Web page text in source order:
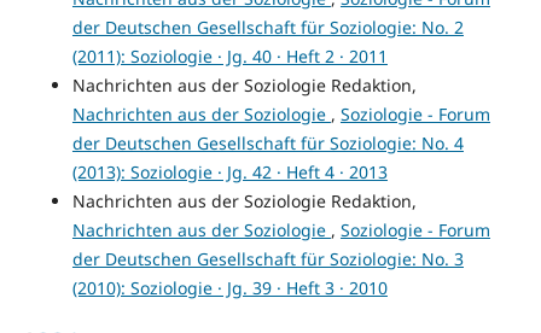
der Deutschen Gesellschaft für Soziologie: No. 2
(2011): Soziologie · Jg. 40 · Heft 2 · 2011
Nachrichten aus der Soziologie Redaktion,
Nachrichten aus der Soziologie , Soziologie - Forum
der Deutschen Gesellschaft für Soziologie: No. 4
(2013): Soziologie · Jg. 42 · Heft 4 · 2013
Nachrichten aus der Soziologie Redaktion,
Nachrichten aus der Soziologie , Soziologie - Forum
der Deutschen Gesellschaft für Soziologie: No. 3
(2010): Soziologie · Jg. 39 · Heft 3 · 2010